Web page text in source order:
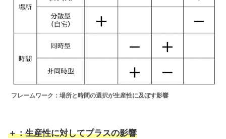
フレームワーク：場所と時間の選択が生産性に及ぼす影響
＋：生産性に対してプラスの影響